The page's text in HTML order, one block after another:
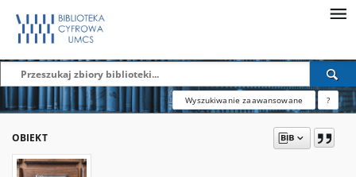
Wyszukiwanie zaawansowane ?
OBIEKT